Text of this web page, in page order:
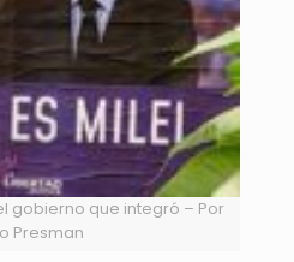
gobierno que integró – Por
Presman